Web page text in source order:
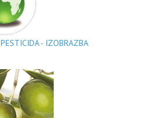
- IZOBRAZBA